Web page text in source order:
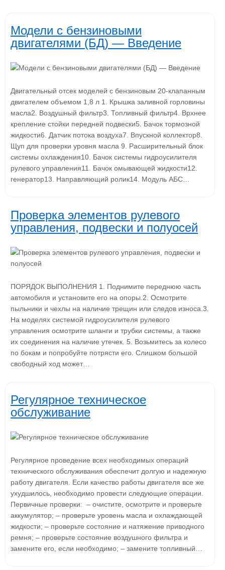
Модели с бензиновыми
двигателями (БД) — Введение
Двигательный отсек моделей с бензиновым 20-клапанным
двигателем объемом 1,8 л 1. Крышка заливной горловины
масла2. Воздушный фильтр3. Топливный фильтр4. Врхнее
крепление стойки передней подвески5. Бачок тормозной
жидкости6. Датчик потока воздуха7. Впускной коллектор8.
Щуп для проверки уровня масла 9. Расширительный блок
системы охлаждения10. Бачок системы гидроусилителя
рулевого управления11. Бачок омывающей жидкости12.
генератор13. Направляющий ролик14. Модуль АБС…
Проверка элементов рулевого
управления, подвески и полуосей
ПОРЯДОК ВЫПОЛНЕНИЯ 1. Поднимите переднюю часть
автомобиля и установите его на опоры.2. Осмотрите
пыльники и чехлы на наличие трещин или следов износа.3.
На моделях системой гидроусилителя рулевого
управления осмотрите шланги и трубки системы, а также
их соединения на наличие утечек. 5. Возьмитесь за колесо
по бокам и попробуйте потрясти его. Слишком большой
свободный ход может…
Регулярное техническое
обслуживание
Регулярное проведение всех необходимых операций
технического обслуживания обеспечит долгую и надежную
работу двигателя. Если качество работы двигателя все же
ухудшилось, необходимо провести следующие операции.
Первичные проверки: – очистите, осмотрите и проверьте
аккумулятор; – проверьте уровень масла и охлаждающей
жидкости; – проверьте состояние и натяжение приводного
ремня; – проверьте состояние воздушного фильтра и
замените его, если необходимо; – замените топливный…